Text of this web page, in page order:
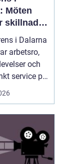
Möten
skillnad i
sverige
i Dalarna
arbetsro,
och
service på